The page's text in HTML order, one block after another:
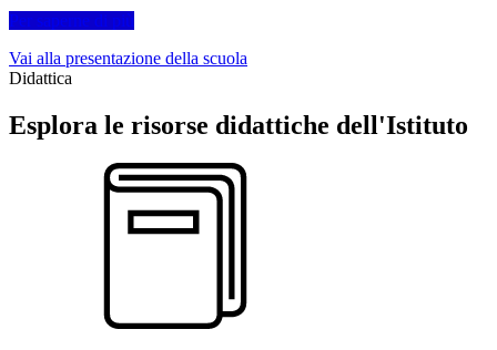
Per saperne di più
Vai alla presentazione della scuola
Didattica
Esplora le risorse didattiche dell'Istituto